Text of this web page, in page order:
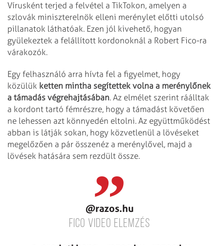
Vírusként terjed a felvétel a TikTokon, amelyen a
szlovák miniszterelnök elleni merénylet előtti utolsó
pillanatok láthatóak. Ezen jól kivehető, hogyan
gyülekeztek a felállított kordonoknál a Robert Fico-ra
várakozók.
Egy felhasználó arra hívta fel a figyelmet, hogy
közülük ketten mintha segítettek volna a merénylőnek
a támadás végrehajtásában. Az elmélet szerint ráálltak
a kordont tartó fémrészre, hogy a támadást követően
ne lehessen azt könnyedén eltolni. Az együttműködést
abban is látják sokan, hogy közvetlenül a lövéseket
megelőzően a pár összenéz a merénylővel, majd a
lövések hatására sem rezdült össze.
@razos.hu
fico video elemzés